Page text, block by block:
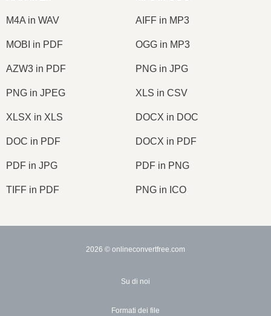
M4A in WAV AIFF in MP3
MOBI in PDF OGG in MP3
AZW3 in PDF PNG in JPG
PNG in JPEG XLS in CSV
XLSX in XLS DOCX in DOC
DOC in PDF DOCX in PDF
PDF in JPG PDF in PNG
TIFF in PDF PNG in ICO
2026 © onlineconvertfree.com
Su di noi
Formati dei file